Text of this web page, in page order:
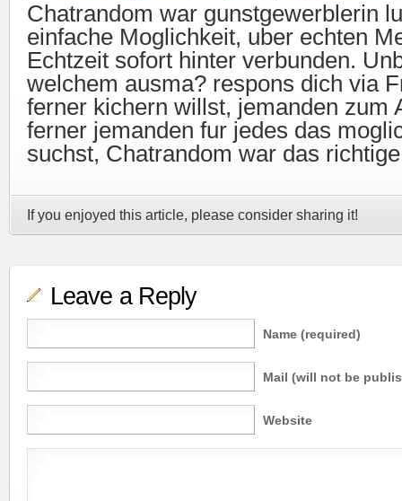
Chatrandom war gunstgewerblerin
einfache Moglichkeit, uber echten
Echtzeit sofort hinter verbunden.
welchem ausma? respons dich via
ferner kichern willst, jemanden zum
ferner jemanden fur jedes das
suchst, Chatrandom war das
If you enjoyed this article, please consider sharing it!
Leave a Reply
Name (required)
Mail (will not be
Website